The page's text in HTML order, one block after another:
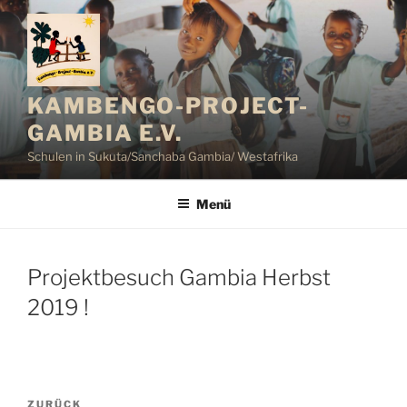
Zum
Inhalt
springen
KAMBENGO-PROJECT-
GAMBIA E.V.
Schulen in Sukuta/Sanchaba Gambia/ Westafrika
Menü
Projektbesuch Gambia Herbst
2019 !
Beitragsnavigation